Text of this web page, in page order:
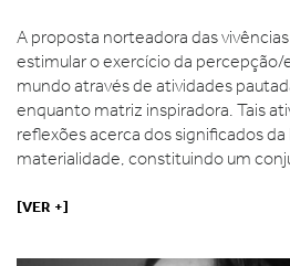
A proposta norteadora das
estimular o exercício da percepção/
mundo através de atividades
enquanto matriz inspiradora. Tais
reflexões acerca dos significados da
materialidade, constituindo um
[VER +]